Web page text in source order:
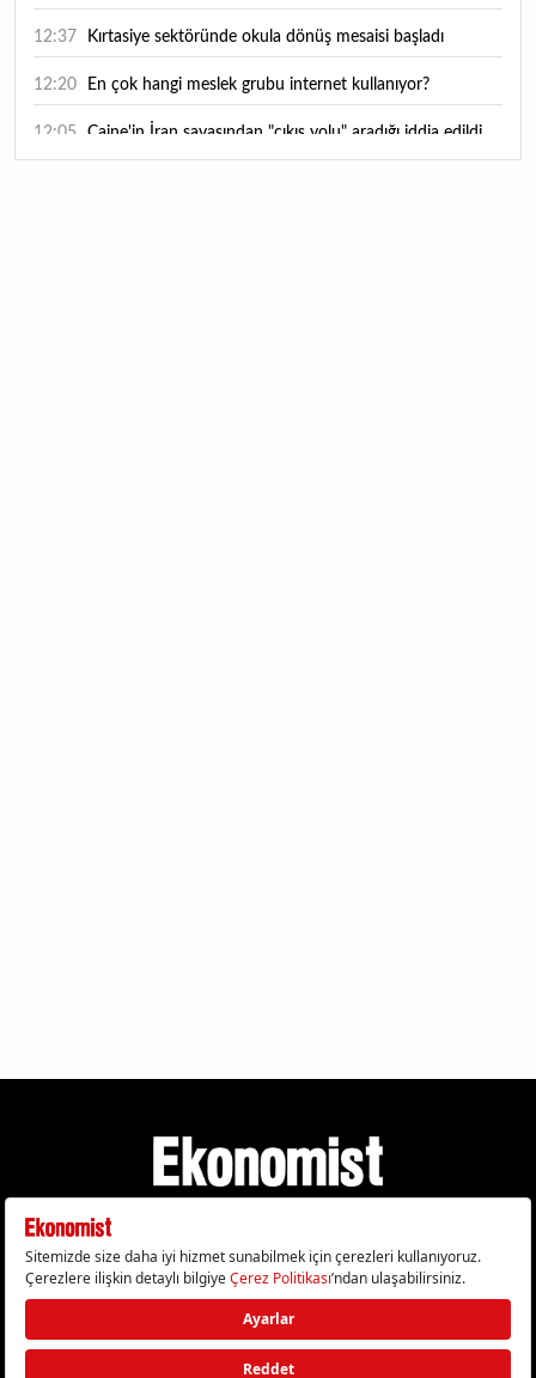
12:37 Kırtasiye sektöründe okula dönüş mesaisi başladı
12:20 En çok hangi meslek grubu internet kullanıyor?
12:05 Caine'in İran savaşından "çıkış yolu" aradığı iddia edildi
Gizlilik Politikası Çerez Politikası Çerezleri Sıfırla
KVKK Metni Künye İletişim